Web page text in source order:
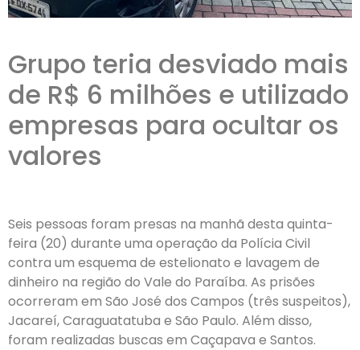
Grupo teria desviado mais
de R$ 6 milhões e utilizado
empresas para ocultar os
valores
Seis pessoas foram presas na manhã desta quinta-
feira (20) durante uma operação da Polícia Civil
contra um esquema de estelionato e lavagem de
dinheiro na região do Vale do Paraíba. As prisões
ocorreram em São José dos Campos (três suspeitos),
Jacareí, Caraguatatuba e São Paulo. Além disso,
foram realizadas buscas em Caçapava e Santos.